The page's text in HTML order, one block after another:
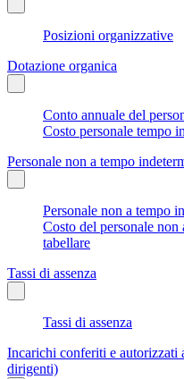
Posizioni organizzative
Dotazione organica
Conto annuale del
Costo personale tempo
Personale non a tempo
Personale non a tempo
Costo del personale
tabellare
Tassi di assenza
Tassi di assenza
Incarichi conferiti e autorizzati
dirigenti)